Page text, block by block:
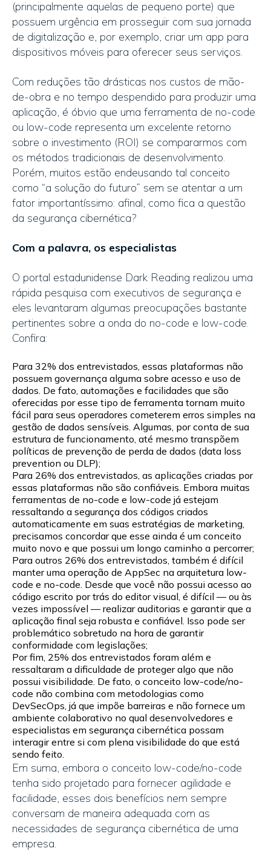
(principalmente aquelas de pequeno porte) que
possuem urgência em prosseguir com sua jornada
de digitalização e, por exemplo, criar um app para
dispositivos móveis para oferecer seus serviços.
Com reduções tão drásticas nos custos de mão-
de-obra e no tempo despendido para produzir uma
aplicação, é óbvio que uma ferramenta de no-code
ou low-code representa um excelente retorno
sobre o investimento (ROI) se compararmos com
os métodos tradicionais de desenvolvimento.
Porém, muitos estão endeusando tal conceito
como “a solução do futuro” sem se atentar a um
fator importantíssimo: afinal, como fica a questão
da segurança cibernética?
Com a palavra, os especialistas
O portal estadunidense Dark Reading realizou uma
rápida pesquisa com executivos de segurança e
eles levantaram algumas preocupações bastante
pertinentes sobre a onda do no-code e low-code.
Confira:
Para 32% dos entrevistados, essas plataformas não
possuem governança alguma sobre acesso e uso de
dados. De fato, automações e facilidades que são
oferecidas por esse tipo de ferramenta tornam muito
fácil para seus operadores cometerem erros simples na
gestão de dados sensíveis. Algumas, por conta de sua
estrutura de funcionamento, até mesmo transpõem
políticas de prevenção de perda de dados (data loss
prevention ou DLP);
Para 26% dos entrevistados, as aplicações criadas por
essas plataformas não são confiáveis. Embora muitas
ferramentas de no-code e low-code já estejam
ressaltando a segurança dos códigos criados
automaticamente em suas estratégias de marketing,
precisamos concordar que esse ainda é um conceito
muito novo e que possui um longo caminho a percorrer;
Para outros 26% dos entrevistados, também é difícil
manter uma operação de AppSec na arquitetura low-
code e no-code. Desde que você não possui acesso ao
código escrito por trás do editor visual, é difícil — ou às
vezes impossível — realizar auditorias e garantir que a
aplicação final seja robusta e confiável. Isso pode ser
problemático sobretudo na hora de garantir
conformidade com legislações;
Por fim, 25% dos entrevistados foram além e
ressaltaram a dificuldade de proteger algo que não
possui visibilidade. De fato, o conceito low-code/no-
code não combina com metodologias como
DevSecOps, já que impõe barreiras e não fornece um
ambiente colaborativo no qual desenvolvedores e
especialistas em segurança cibernética possam
interagir entre si com plena visibilidade do que está
sendo feito.
Em suma, embora o conceito low-code/no-code
tenha sido projetado para fornecer agilidade e
facilidade, esses dois benefícios nem sempre
conversam de maneira adequada com as
necessidades de segurança cibernética de uma
empresa.